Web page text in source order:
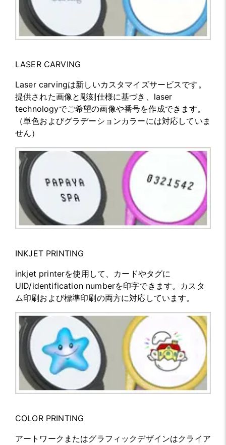
LASER CARVING
Laser carvingは新しいカスタマイズサービスです。
提供された画像と彫刻仕様に基づき、laser
technologyでご希望の画像や番号を作成できます。
（単色およびグラデーションカラーには対応していま
せん）
INKJET PRINTING
inkjet printerを使用して、カードやタグに
UID/identification numberを印字できます。カスタ
ム印刷および標準印刷の両方に対応しています。
COLOR PRINTING
アートワークまたはグラフィックデザインはクライア